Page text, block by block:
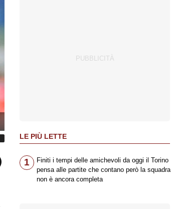
LE PIÙ LETTE
1
Finiti i tempi delle amichevoli da oggi il Torino
pensa alle partite che contano però la squadra
non è ancora completa